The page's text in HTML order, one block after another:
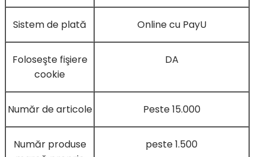
Sistem de plată Online cu PayU
Foloseşte fişiere
cookie
DA
Număr de articole Peste 15.000
Număr produse
peste 1.500